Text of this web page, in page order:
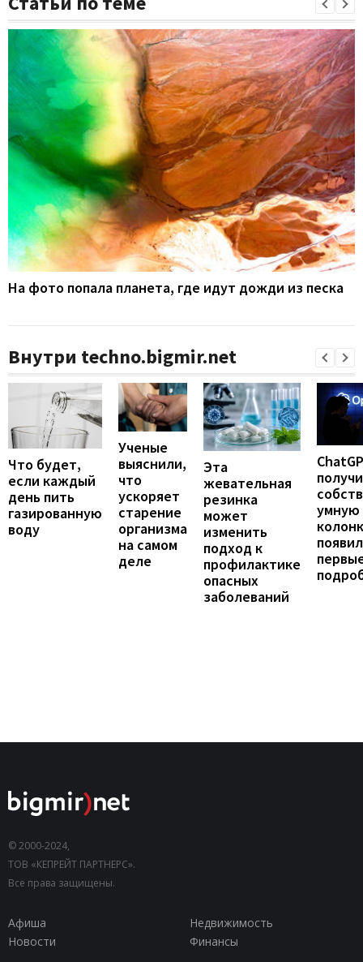
На фото попала планета, где идут дожди из песка
Внутри techno.bigmir.net
Что будет,
если каждый
день пить
газированную
воду
Ученые
выяснили,
что
ускоряет
старение
организма
на самом
деле
Эта
жевательная
резинка
может
изменить
подход к
профилактике
опасных
заболеваний
умную
© 2000-2024,
ТОВ «КЕПРЕЙТ ПАРТНЕРС».
Все права защищены.
Афиша
Недвижимость
Новости
Финансы